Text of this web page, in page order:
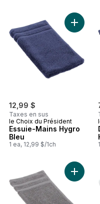
Drap De Bain Hygro
12,99 $
Taxes en sus
le Choix du Président
Essuie-Mains Hygro
Bleu
1 ea, 12,99 $/1ch
Ajouter
Serviette de toilette,Ajouter